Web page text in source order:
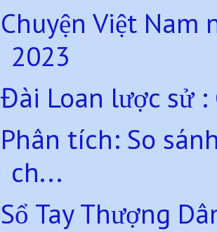
Chuyện Việt Nam
2023
Đài Loan lược sử :
Phân tích: So
ch...
Sổ Tay Thượng